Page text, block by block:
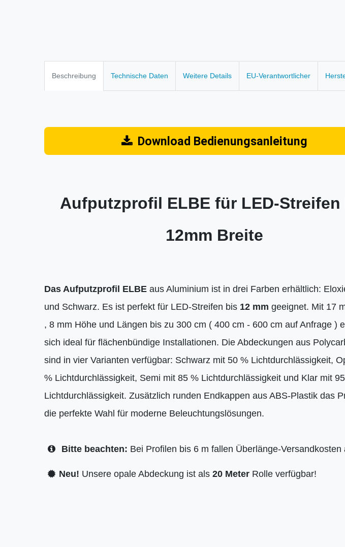
Beschreibung Technische Daten Weitere Details EU-Verantwortlicher
Download Bedienungsanleitung
Aufputzprofil ELBE für LED-Streifen
12mm Breite
Das Aufputzprofil ELBE aus Aluminium ist in drei Farben erhältlich:
und Schwarz. Es ist perfekt für LED-Streifen bis 12 mm geeignet. Mit 17
, 8 mm Höhe und Längen bis zu 300 cm ( 400 cm - 600 cm auf Anfrage )
sich ideal für flächenbündige Installationen. Die Abdeckungen aus
sind in vier Varianten verfügbar: Schwarz mit 50 % Lichtdurchlässigkeit,
% Lichtdurchlässigkeit, Semi mit 85 % Lichtdurchlässigkeit und Klar mit
Lichtdurchlässigkeit. Zusätzlich runden Endkappen aus ABS-Plastik das
die perfekte Wahl für moderne Beleuchtungslösungen.
Bitte beachten: Bei Profilen bis 6 m fallen Überlänge-Versandkosten
Neu! Unsere opale Abdeckung ist als 20 Meter Rolle verfügbar!